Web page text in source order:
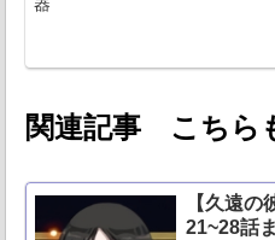
器
関連記事 こちら
【久遠の
21~28話